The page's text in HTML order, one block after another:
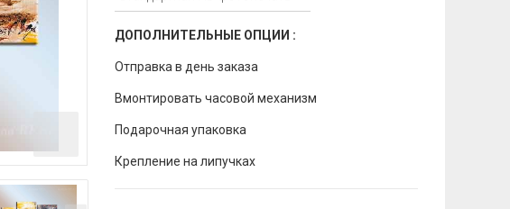
ДОПОЛНИТЕЛЬНЫЕ ОПЦИИ :
Отправка в день заказа
Вмонтировать часовой механизм
Подарочная упаковка
Крепление на липучках